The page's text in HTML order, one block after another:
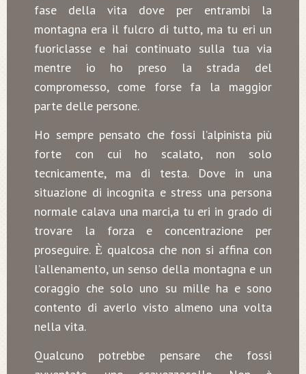
fase della vita dove per entrambi la
montagna era il fulcro di tutto, ma tu eri un
fuoriclasse e hai continuato sulla tua via
mentre io ho preso la strada del
compromesso, come forse fa la maggior
parte delle persone.
Ho sempre pensato che fossi l’alpinista più
forte con cui ho scalato, non solo
tecnicamente, ma di testa. Dove in una
situazione di incognita e stress una persona
normale calava una marci,a tu eri in grado di
trovare la forza e concentrazione per
proseguire. È qualcosa che non si affina con
l’allenamento, un senso della montagna e un
coraggio che solo uno su mille ha e sono
contento di averlo visto almeno una volta
nella vita.
Qualcuno potrebbe pensare che fossi